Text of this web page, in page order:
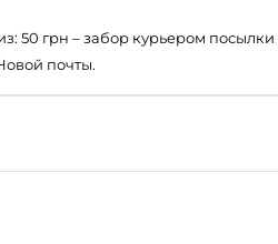
50 грн – забор курьером
почты.